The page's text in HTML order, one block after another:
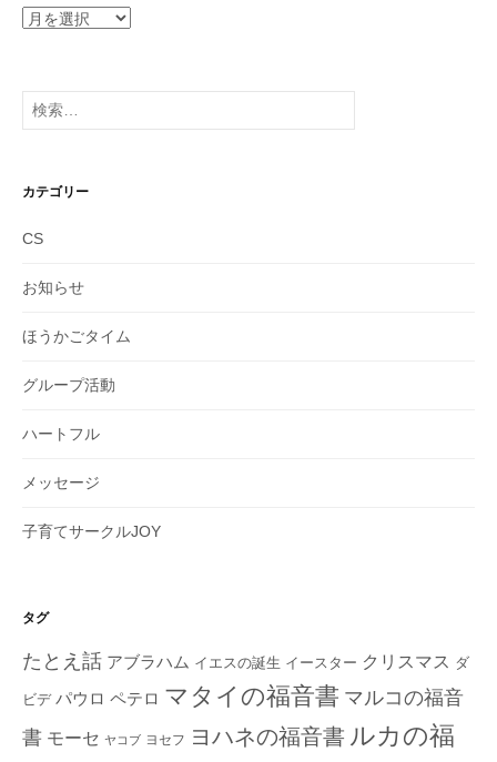
ア
イ
ブ
検
索:
カテゴリー
CS
お知らせ
ほうかごタイム
グループ活動
ハートフル
メッセージ
子育てサークルJOY
タグ
たとえ話 アブラハム イエスの誕生 イースター クリスマス ダ
ビデ パウロ ペテロ マタイの福音書 マルコの福音
書 モーセ ヤコブ ヨセフ ヨハネの福音書 ルカの福